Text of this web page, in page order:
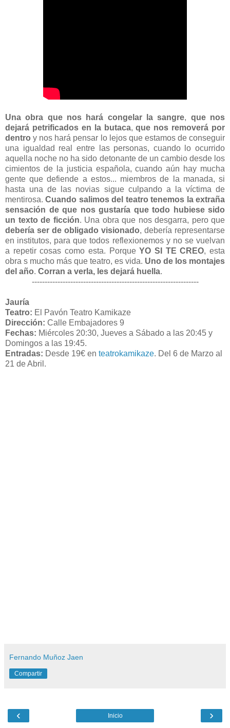
Una obra que nos hará congelar la sangre, que nos
dejará petrificados en la butaca, que nos removerá por
dentro y nos hará pensar lo lejos que estamos de conseguir
una igualdad real entre las personas, cuando lo ocurrido
aquella noche no ha sido detonante de un cambio desde los
cimientos de la justicia española, cuando aún hay mucha
gente que defiende a estos... miembros de la manada, si
hasta una de las novias sigue culpando a la víctima de
mentirosa.Cuando salimos del teatro tenemos la extraña
sensación de que nos gustaría que todo hubiese sido
un texto de ficción. Una obra que nos desgarra, pero que
debería ser de obligado visionado, debería representarse
en institutos, para que todos reflexionemos y no se vuelvan
a repetir cosas como esta. PorqueYO SI TE CREO, esta
obra s mucho más que teatro, es vida. Uno de los montajes
del año. Corran a verla, les dejará huella.
-----------------------------------------------------------------
Jauría
Teatro: El Pavón Teatro Kamikaze
Dirección: Calle Embajadores 9
Fechas: Miércoles 20:30, Jueves a Sábado a las 20:45 y
Domingos a las 19:45.
Entradas: Desde 19€ en teatrokamikaze. Del 6 de Marzo al
21 de Abril.
Fernando Muñoz Jaen
Compartir
‹ ›
Inicio